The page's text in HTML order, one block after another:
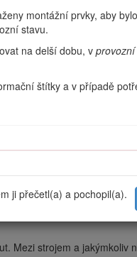
montážní prvky, aby bylo
stavu.
na delší dobu, v provozní
štítky a v případě
ji přečetl(a) a pochopil(a).
stroje směrem proti svahu.
ani směr.
převrácení stroje.
Mezi strojem a jakýmkoliv